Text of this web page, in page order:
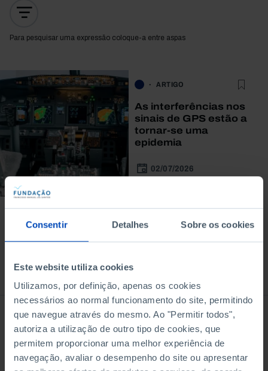
Consentir Detalhes Sobre os cookies
Este website utiliza cookies
Utilizamos, por definição, apenas os cookies
necessários ao normal funcionamento do site, permitindo
que navegue através do mesmo. Ao "Permitir todos",
autoriza a utilização de outro tipo de cookies, que
permitem proporcionar uma melhor experiência de
navegação, avaliar o desempenho do site ou apresentar
Para pesquisar uma expressão coloque-a entre aspas
ARTIGO
As interferências nos
sinais de GPS estão a
tornar-se uma
epidemia
02/07/2026
À venda na Livraria